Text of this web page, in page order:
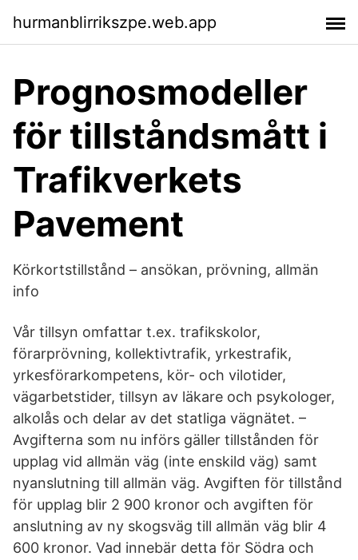
hurmanblirrikszpe.web.app
Prognosmodeller
för tillståndsmått i
Trafikverkets
Pavement
Körkortstillstånd – ansökan, prövning, allmän
info
Vår tillsyn omfattar t.ex. trafikskolor,
förarprövning, kollektivtrafik, yrkestrafik,
yrkesförarkompetens, kör- och vilotider,
vägarbetstider, tillsyn av läkare och psykologer,
alkolås och delar av det statliga vägnätet. –
Avgifterna som nu införs gäller tillstånden för
upplag vid allmän väg (inte enskild väg) samt
nyanslutning till allmän väg. Avgiften för tillstånd
för upplag blir 2 900 kronor och avgiften för
anslutning av ny skogsväg till allmän väg blir 4
600 kronor. Vad innebär detta för Södra och